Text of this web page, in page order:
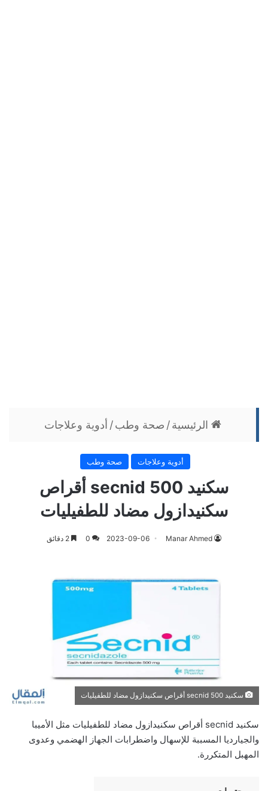
الرئيسية / صحة وطب / أدوية وعلاجات
أدوية وعلاجات صحة وطب
سكنيد 500 secnid أقراص
سكنيدازول مضاد للطفيليات
Manar Ahmed
2023-09-06
0
سكنيد 500 secnid أقراص سكنيدازول مضاد للطفيليات
سكنيد secnid أقراص سكنيدازول مضاد للطفيليات مثل الأميبا
والجيارديا المسببة للإسهال واضطرابات الجهاز الهضمي وعدوى
المهبل المتكررة.